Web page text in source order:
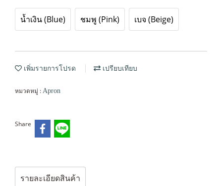
น้ำเงิน (Blue) ชมพู (Pink) เบจ (Beige)
เพิ่มรายการโปรด เปรียบเทียบ
หมวดหมู่ : Apron
Share
รายละเอียดสินค้า